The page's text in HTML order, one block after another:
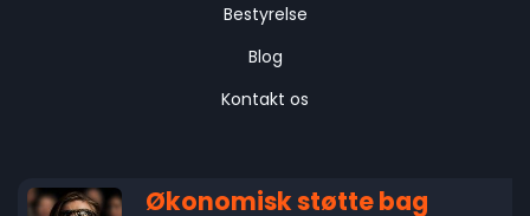
Bestyrelse
Blog
Kontakt os
Økonomisk støtte bag